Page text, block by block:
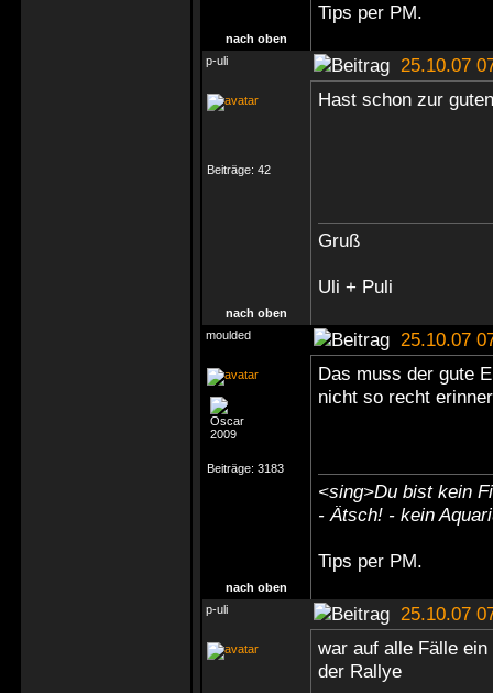
Tips per PM.
nach oben
p-uli
25.10.07
Beiträge: 42
Hast schon zur
Gruß
Uli + Puli
nach oben
moulded
25.10.07
Beiträge: 3183
Das muss der gute
nicht so recht
<sing>Du bist kein
- Ätsch! - kein
Tips per PM.
nach oben
p-uli
25.10.07
war auf alle Fälle
der Rallye